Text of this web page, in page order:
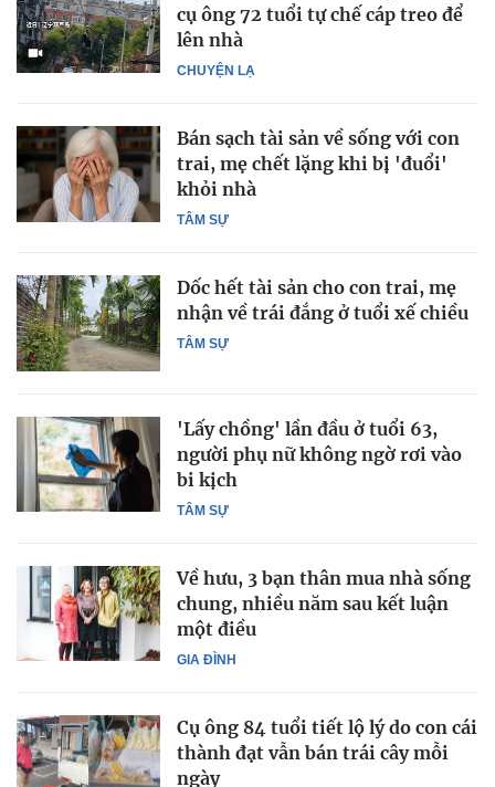
CHUYỆN LẠ
cụ ông 72 tuổi tự chế cáp treo để
lên nhà
TÂM SỰ
Bán sạch tài sản về sống với con
trai, mẹ chết lặng khi bị 'đuổi'
khỏi nhà
TÂM SỰ
Dốc hết tài sản cho con trai, mẹ
nhận về trái đắng ở tuổi xế chiều
TÂM SỰ
'Lấy chồng' lần đầu ở tuổi 63,
người phụ nữ không ngờ rơi vào
bi kịch
GIA ĐÌNH
Về hưu, 3 bạn thân mua nhà sống
chung, nhiều năm sau kết luận
một điều
Cụ ông 84 tuổi tiết lộ lý do con cái
thành đạt vẫn bán trái cây mỗi
ngày